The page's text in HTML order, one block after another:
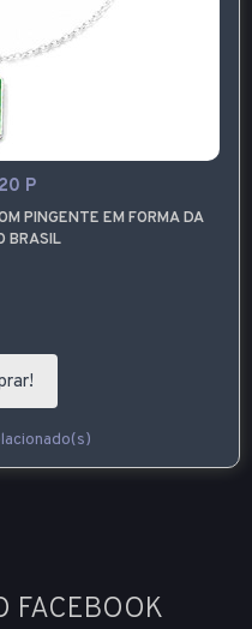
P
PINGENTE EM FORMA DA
BRASIL
FACEBOOK